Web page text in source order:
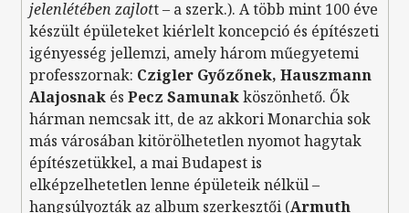
jelenlétében zajlott – a szerk.). A több mint 100 éve
készült épületeket kiérlelt koncepció és építészeti
igényesség jellemzi, amely három műegyetemi
professzornak: Czigler Győzőnek, Hauszmann
Alajosnak és Pecz Samunakköszönhető. Ők
hárman nemcsak itt, de az akkori Monarchia sok
más városában kitörölhetetlen nyomot hagytak
építészetükkel, a mai Budapest is
elképzelhetetlen lenne épületeik nélkül –
hangsúlyozták az album szerkesztői (Armuth